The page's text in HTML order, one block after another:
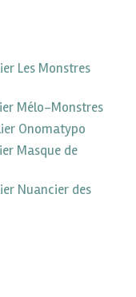
Les Monstres
Mélo-Monstres
Onomatypo
Masque de
Nuancier des